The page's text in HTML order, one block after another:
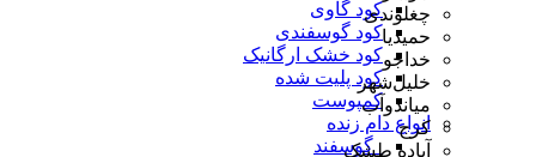
کود گاوی
کود گوسفندی
کود خشک ارگانیک
کود پلیت شده
کمپوست
انواع دام زنده
_گوسفند
چغلوندی
حمیدیا
خداجو
خلیل‌شهر
میاندوآب
کرج
آباده طشک